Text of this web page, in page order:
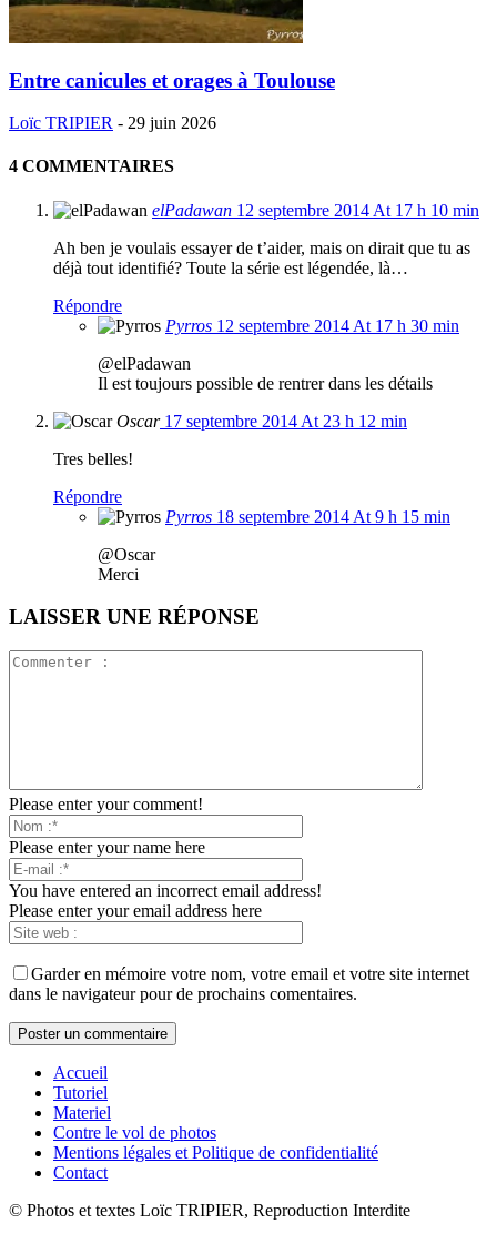
Entre canicules et orages à Toulouse
Loïc TRIPIER - 29 juin 2026
4 COMMENTAIRES
elPadawan 12 septembre 2014 At 17 h 10 min
Ah ben je voulais essayer de t’aider, mais on dirait que tu as
déjà tout identifié? Toute la série est légendée, là…
Répondre
Pyrros 12 septembre 2014 At 17 h 30 min
@elPadawan
Il est toujours possible de rentrer dans les détails
Oscar 17 septembre 2014 At 23 h 12 min
Tres belles!
Répondre
Pyrros 18 septembre 2014 At 9 h 15 min
@Oscar
Merci
LAISSER UNE RÉPONSE
Please enter your comment!
Please enter your name here
You have entered an incorrect email address!
Please enter your email address here
Garder en mémoire votre nom, votre email et votre site internet
dans le navigateur pour de prochains comentaires.
Accueil
Tutoriel
Materiel
Contre le vol de photos
Mentions légales et Politique de confidentialité
Contact
© Photos et textes Loïc TRIPIER, Reproduction Interdite